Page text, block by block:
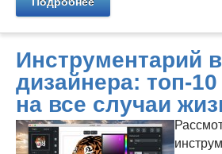
Инструментарий
дизайнера: топ-
на все случаи